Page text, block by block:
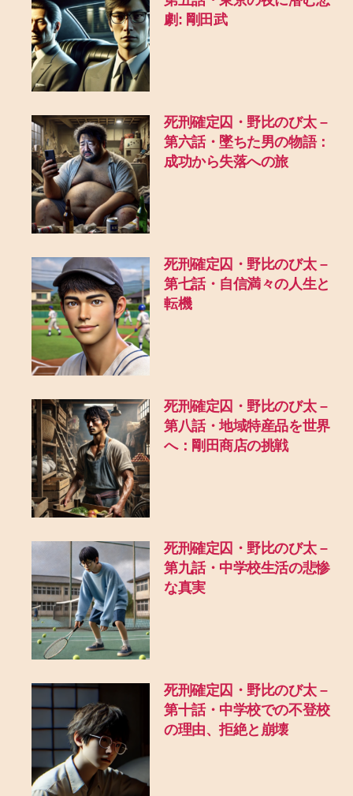
劇: 剛田武
死刑確定囚・野比のび太 –
第六話・墜ちた男の物語：
成功から失落への旅
死刑確定囚・野比のび太 –
第七話・自信満々の人生と
転機
死刑確定囚・野比のび太 –
第八話・地域特産品を世界
へ：剛田商店の挑戦
死刑確定囚・野比のび太 –
第九話・中学校生活の悲惨
な真実
死刑確定囚・野比のび太 –
第十話・中学校での不登校
の理由、拒絶と崩壊